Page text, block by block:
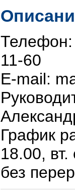
11-60
E-mail:
График
18.00,
без